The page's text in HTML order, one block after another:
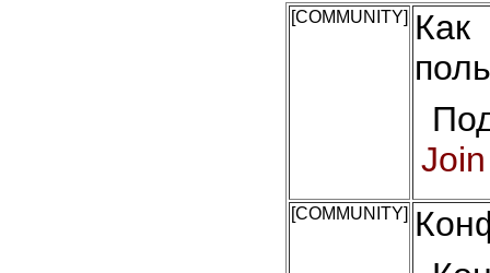
[COMMUNITY]
[COMMUNITY]